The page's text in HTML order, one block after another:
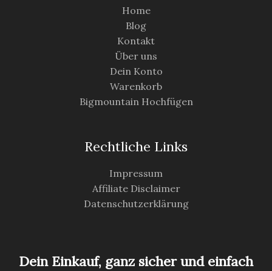
Home
Blog
Kontakt
Über uns
Dein Konto
Warenkorb
Bigmountain Hochfügen
Rechtliche Links
Impressum
Affiliate Disclaimer
Datenschutzerklärung
Dein Einkauf, ganz sicher und einfach